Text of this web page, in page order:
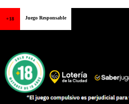
+18 Juego Responsable